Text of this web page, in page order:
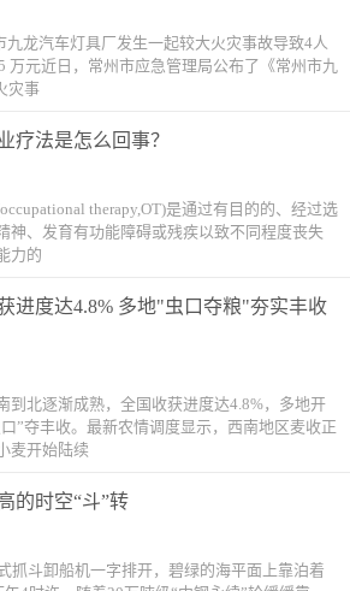
九龙汽车灯具厂发生一起较大火灾事故导致4人
万元近日，常州市应急管理局公布了《常州市九
灾事
疗法是怎么回事？
therapy,OT)是通过有目的的、经过选
神、发育有功能障碍或残疾以致不同程度丧失
力的
进度达4.8% 多地"虫口夺粮"夯实丰收
到北逐渐成熟，全国收获进度达4.8%，多地开
”夺丰收。最新农情调度显示，西南地区麦收正
麦开始陆续
的时空“斗”转
抓斗卸船机一字排开，碧绿的海平面上靠泊着